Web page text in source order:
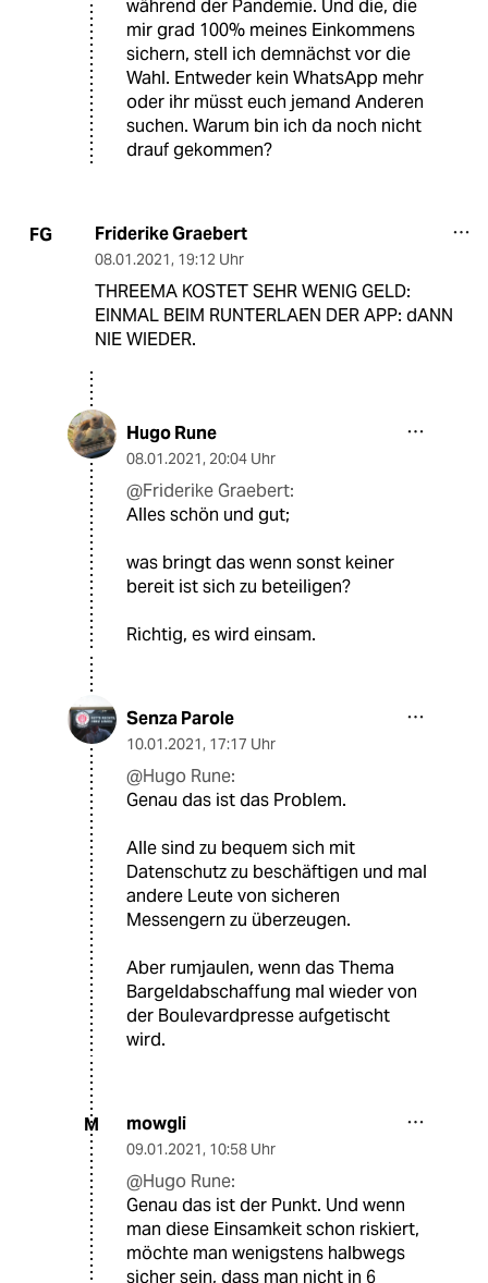
während der Pandemie. Und die, die
mir grad 100% meines Einkommens
sichern, stell ich demnächst vor die
Wahl. Entweder kein WhatsApp mehr
oder ihr müsst euch jemand Anderen
suchen. Warum bin ich da noch nicht
drauf gekommen?
FG Friderike Graebert
08.01.2021, 19:12 Uhr
THREEMA KOSTET SEHR WENIG GELD:
EINMAL BEIM RUNTERLAEN DER APP: dANN
NIE WIEDER.
Hugo Rune
08.01.2021, 20:04 Uhr
@Friderike Graebert:
Alles schön und gut;
was bringt das wenn sonst keiner
bereit ist sich zu beteiligen?
Richtig, es wird einsam.
Senza Parole
10.01.2021, 17:17 Uhr
@Hugo Rune:
Genau das ist das Problem.
Alle sind zu bequem sich mit
Datenschutz zu beschäftigen und mal
andere Leute von sicheren
Messengern zu überzeugen.
Aber rumjaulen, wenn das Thema
Bargeldabschaffung mal wieder von
der Boulevardpresse aufgetischt
wird.
M mowgli
09.01.2021, 10:58 Uhr
@Hugo Rune:
Genau das ist der Punkt. Und wenn
man diese Einsamkeit schon riskiert,
möchte man wenigstens halbwegs
sicher sein, dass man nicht in 6